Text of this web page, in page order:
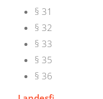
§ 31
§ 32
§ 33
§ 35 Zuständigkeit
§ 36